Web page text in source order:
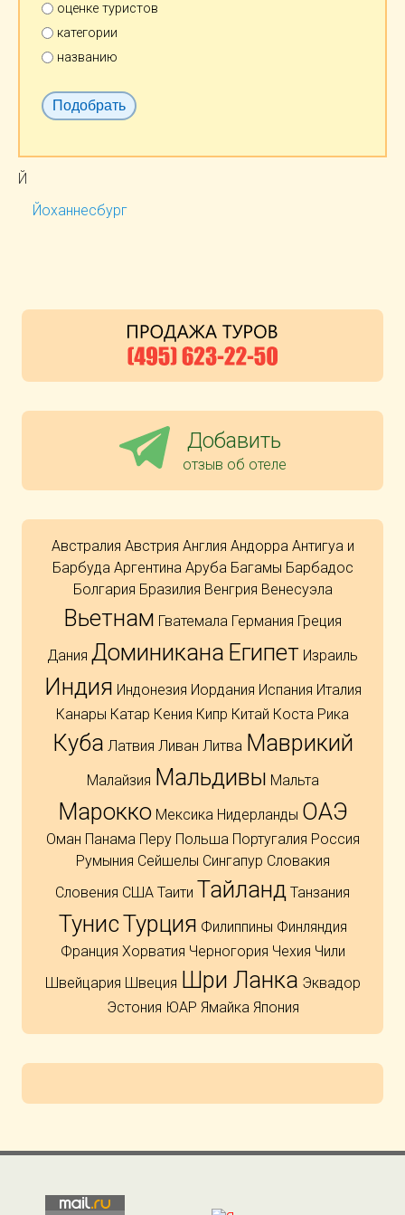
Й
Йоханнесбург
оценке туристов
категории
названию
Добавить
отзыв об отеле
Австралия Австрия Англия Андорра Антигуа и
Барбуда Аргентина Аруба Багамы Барбадос
Болгария Бразилия Венгрия Венесуэла
Вьетнам Гватемала Германия Греция
Дания Доминикана Египет Израиль
Индия Индонезия Иордания Испания Италия
Канары Катар Кения Кипр Китай Коста Рика
Куба Латвия Ливан Литва Маврикий
Малайзия Мальдивы Мальта
Марокко Мексика Нидерланды ОАЭ
Оман Панама Перу Польша Португалия Россия
Румыния Сейшелы Сингапур Словакия
Словения США Таити Тайланд Танзания
ТунисТурция Филиппины Финляндия
Франция Хорватия Черногория Чехия Чили
Швейцария Швеция Шри Ланка Эквадор
Эстония ЮАР Ямайка Япония